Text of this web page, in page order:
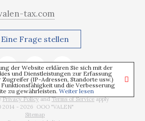
tax.com
Eine Frage stellen
is protected by reCAPTCHA
Privacy PolicyandTerms of Serviceapply
2014 - 2026 OOO "VALEN"
Sitemap
der Website erklären Sie sich mit der
und Dienstleistungen zur Erfassung
(IP-Adressen, Standorte usw.)
und die Verbesserung
zu gewährleisten.Weiter lesen